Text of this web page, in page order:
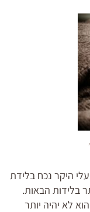
היקר נכח בלידת
בלידות הבאות.
לא יהיה יותר